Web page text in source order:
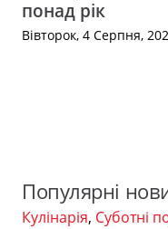
понад рік
Вівторок, 4 Серпня,
Популярні
Кулінарія, Суботні